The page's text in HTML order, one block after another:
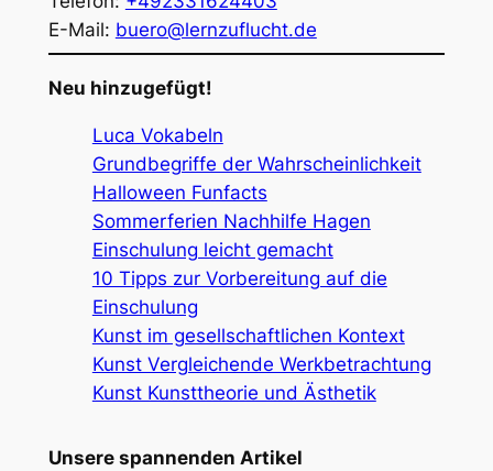
E-Mail: buero@lernzuflucht.de
Neu hinzugefügt!
Luca Vokabeln
Grundbegriffe der Wahrscheinlichkeit
Halloween Funfacts
Sommerferien Nachhilfe Hagen
Einschulung leicht gemacht
10 Tipps zur Vorbereitung auf die
Einschulung
Kunst im gesellschaftlichen Kontext
Kunst Vergleichende Werkbetrachtung
Kunst Kunsttheorie und Ästhetik
Unsere spannenden Artikel